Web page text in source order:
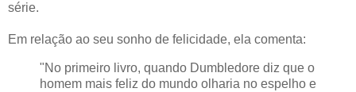
série.
Em relação ao seu sonho de felicidade, ela comenta:
"No primeiro livro, quando Dumbledore diz que o
homem mais feliz do mundo olharia no espelho e